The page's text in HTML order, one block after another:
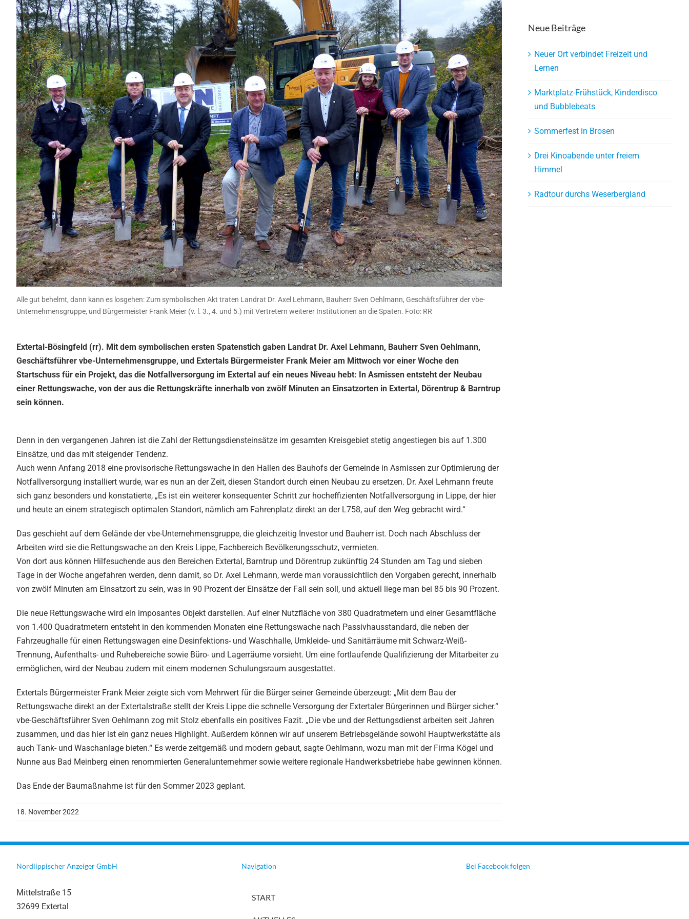
Alle gut behelmt, dann kann es losgehen: Zum symbolischen Akt traten Landrat Dr. Axel Lehmann, Bauherr Sven Oehlmann, Geschäftsführer der vbe-
Unternehmensgruppe, und Bürgermeister Frank Meier (v. l. 3., 4. und 5.) mit Vertretern weiterer Institutionen an die Spaten. Foto: RR
Extertal-Bösingfeld (rr). Mit dem symbolischen ersten Spatenstich gaben Landrat Dr. Axel Lehmann, Bauherr Sven Oehlmann,
Geschäftsführer vbe-Unternehmensgruppe, und Extertals Bürgermeister Frank Meier am Mittwoch vor einer Woche den
Startschuss für ein Projekt, das die Notfallversorgung im Extertal auf ein neues Niveau hebt: In Asmissen entsteht der Neubau
einer Rettungswache, von der aus die Rettungskräfte innerhalb von zwölf Minuten an Einsatzorten in Extertal, Dörentrup & Barntrup
sein können.
Denn in den vergangenen Jahren ist die Zahl der Rettungsdiensteinsätze im gesamten Kreisgebiet stetig angestiegen bis auf 1.300
Einsätze, und das mit steigender Tendenz.
Auch wenn Anfang 2018 eine provisorische Rettungswache in den Hallen des Bauhofs der Gemeinde in Asmissen zur Optimierung der
Notfallversorgung installiert wurde, war es nun an der Zeit, diesen Standort durch einen Neubau zu ersetzen. Dr. Axel Lehmann freute
sich ganz besonders und konstatierte, „Es ist ein weiterer konsequenter Schritt zur hocheffizienten Notfallversorgung in Lippe, der hier
und heute an einem strategisch optimalen Standort, nämlich am Fahrenplatz direkt an der L758, auf den Weg gebracht wird.“
Das geschieht auf dem Gelände der vbe-Unternehmensgruppe, die gleichzeitig Investor und Bauherr ist. Doch nach Abschluss der
Arbeiten wird sie die Rettungswache an den Kreis Lippe, Fachbereich Bevölkerungsschutz, vermieten.
Von dort aus können Hilfesuchende aus den Bereichen Extertal, Barntrup und Dörentrup zukünftig 24 Stunden am Tag und sieben
Tage in der Woche angefahren werden, denn damit, so Dr. Axel Lehmann, werde man voraussichtlich den Vorgaben gerecht, innerhalb
von zwölf Minuten am Einsatzort zu sein, was in 90 Prozent der Einsätze der Fall sein soll, und aktuell liege man bei 85 bis 90 Prozent.
Die neue Rettungswache wird ein imposantes Objekt darstellen. Auf einer Nutzfläche von 380 Quadratmetern und einer Gesamtfläche
von 1.400 Quadratmetern entsteht in den kommenden Monaten eine Rettungswache nach Passivhausstandard, die neben der
Fahrzeughalle für einen Rettungswagen eine Desinfektions- und Waschhalle, Umkleide- und Sanitärräume mit Schwarz-Weiß-
Trennung, Aufenthalts- und Ruhebereiche sowie Büro- und Lagerräume vorsieht. Um eine fortlaufende Qualifizierung der Mitarbeiter zu
ermöglichen, wird der Neubau zudem mit einem modernen Schulungsraum ausgestattet.
Extertals Bürgermeister Frank Meier zeigte sich vom Mehrwert für die Bürger seiner Gemeinde überzeugt: „Mit dem Bau der
Rettungswache direkt an der Extertalstraße stellt der Kreis Lippe die schnelle Versorgung der Extertaler Bürgerinnen und Bürger sicher.“
vbe-Geschäftsführer Sven Oehlmann zog mit Stolz ebenfalls ein positives Fazit. „Die vbe und der Rettungsdienst arbeiten seit Jahren
zusammen, und das hier ist ein ganz neues Highlight. Außerdem können wir auf unserem Betriebsgelände sowohl Hauptwerkstätte als
auch Tank- und Waschanlage bieten.“ Es werde zeitgemäß und modern gebaut, sagte Oehlmann, wozu man mit der Firma Kögel und
Nunne aus Bad Meinberg einen renommierten Generalunternehmer sowie weitere regionale Handwerksbetriebe habe gewinnen können.
Das Ende der Baumaßnahme ist für den Sommer 2023 geplant.
18. November 2022
Neue Beiträge
Neuer Ort verbindet Freizeit und
Lernen
Marktplatz-Frühstück, Kinderdisco
und Bubblebeats
Sommerfest in Brosen
Drei Kinoabende unter freiem
Himmel
Radtour durchs Weserbergland
Nordlippischer Anzeiger GmbH
Mittelstraße 15
32699 Extertal
Navigation
START
Bei Facebook folgen